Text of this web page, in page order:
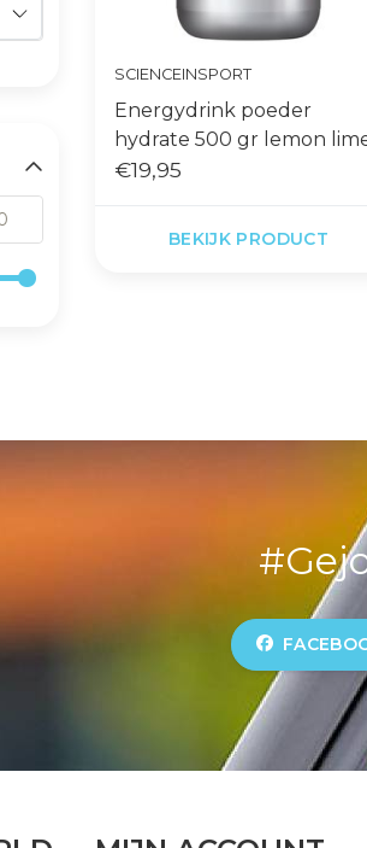
SCIENCEINSPORT
Energydrink poeder
hydrate 500 gr lemon
€19,95
BEKIJK PRODUCT